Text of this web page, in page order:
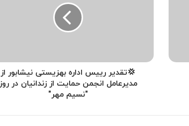
💢تقدیر رییس اداره بهزیستی نیشابور از
مدیرعامل انجمن حمایت از زندانیان در روز
"نسیم مهر"